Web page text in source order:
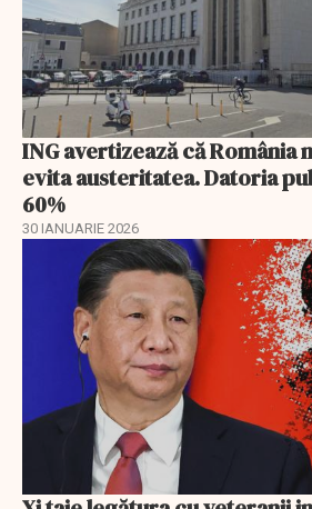
ING avertizează că România
evita austeritatea. Datoria
60%
30 IANUARIE 2026